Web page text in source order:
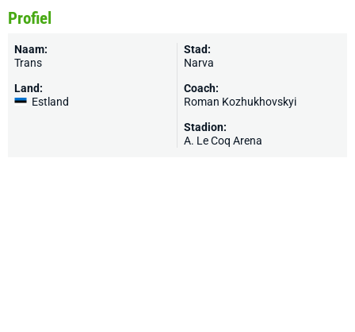
Profiel
Naam:
Trans
Land:
Estland
Stad:
Narva
Coach:
Roman Kozhukhovskyi
Stadion:
A. Le Coq Arena